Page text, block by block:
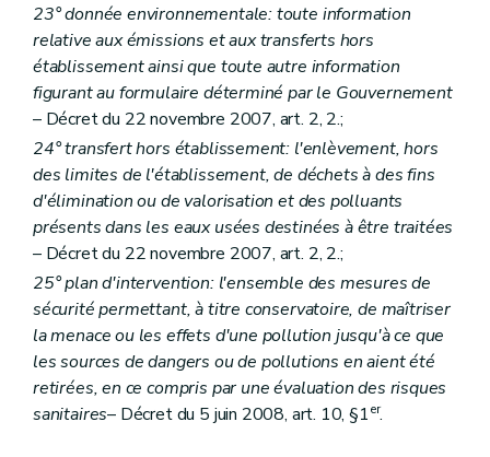
23° donnée environnementale: toute information
relative aux émissions et aux transferts hors
établissement ainsi que toute autre information
figurant au formulaire déterminé par le Gouvernement
– Décret du 22 novembre 2007, art. 2, 2.;
24° transfert hors établissement: l'enlèvement, hors
des limites de l'établissement, de déchets à des fins
d'élimination ou de valorisation et des polluants
présents dans les eaux usées destinées à être traitées
– Décret du 22 novembre 2007, art. 2, 2.;
25° plan d'intervention: l'ensemble des mesures de
sécurité permettant, à titre conservatoire, de maîtriser
la menace ou les effets d'une pollution jusqu'à ce que
les sources de dangers ou de pollutions en aient été
retirées, en ce compris par une évaluation des risques
sanitaires– Décret du 5 juin 2008, art. 10, §1er.